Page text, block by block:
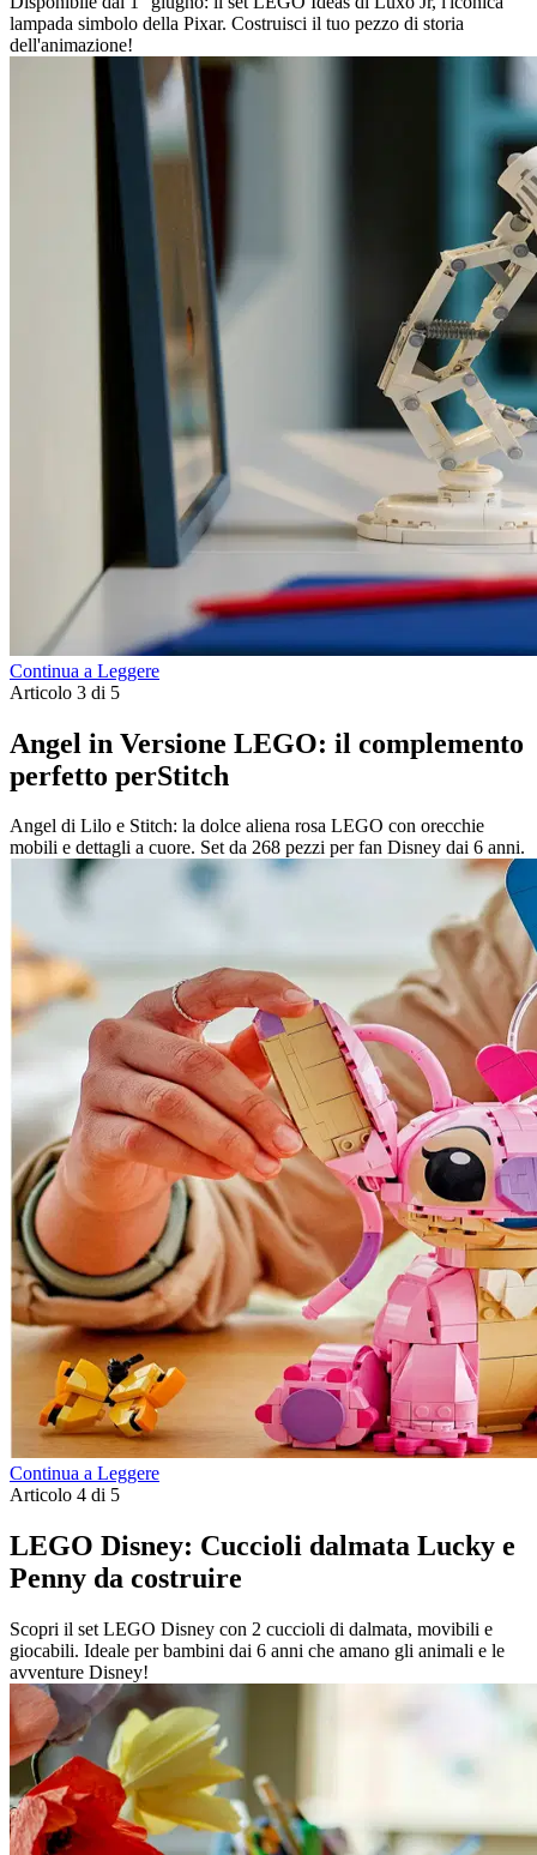
lampada simbolo della Pixar. Costruisci il tuo pezzo di storia
dell'animazione!
Continua a Leggere
Articolo 3 di 5
Angel in Versione LEGO: il complemento
perfetto perStitch
Angel di Lilo e Stitch: la dolce aliena rosa LEGO con orecchie
mobili e dettagli a cuore. Set da 268 pezzi per fan Disney dai 6 anni.
Continua a Leggere
Articolo 4 di 5
LEGO Disney: Cuccioli dalmata Lucky e
Penny da costruire
Scopri il set LEGO Disney con 2 cuccioli di dalmata, movibili e
giocabili. Ideale per bambini dai 6 anni che amano gli animali e le
avventure Disney!